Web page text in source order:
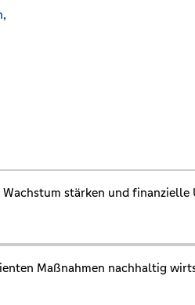
stärken und finanzielle
Maßnahmen nachhaltig